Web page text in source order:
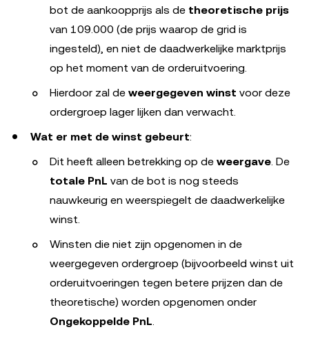
bot de aankoopprijs als de theoretische prijs
van 109.000 (de prijs waarop de grid is
ingesteld), en niet de daadwerkelijke marktprijs
op het moment van de orderuitvoering.
Hierdoor zal de weergegeven winst voor deze
ordergroep lager lijken dan verwacht.
Wat er met de winst gebeurt:
Dit heeft alleen betrekking op de weergave. De
totale PnL van de bot is nog steeds
nauwkeurig en weerspiegelt de daadwerkelijke
winst.
Winsten die niet zijn opgenomen in de
weergegeven ordergroep (bijvoorbeeld winst uit
orderuitvoeringen tegen betere prijzen dan de
theoretische) worden opgenomen onder
Ongekoppelde PnL.